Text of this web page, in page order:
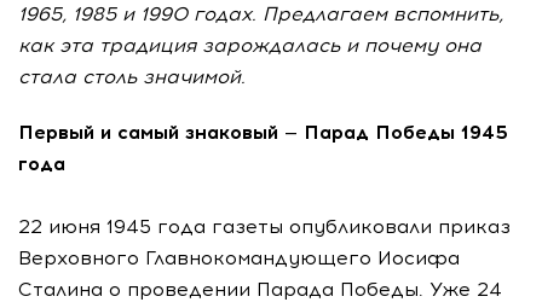
1965, 1985 и 1990 годах. Предлагаем вспомнить,
как эта традиция зарождалась и почему она
стала столь значимой.
Первый и самый знаковый — Парад Победы 1945
года
22 июня 1945 года газеты опубликовали приказ
Верховного Главнокомандующего Иосифа
Сталина о проведении Парада Победы. Уже 24